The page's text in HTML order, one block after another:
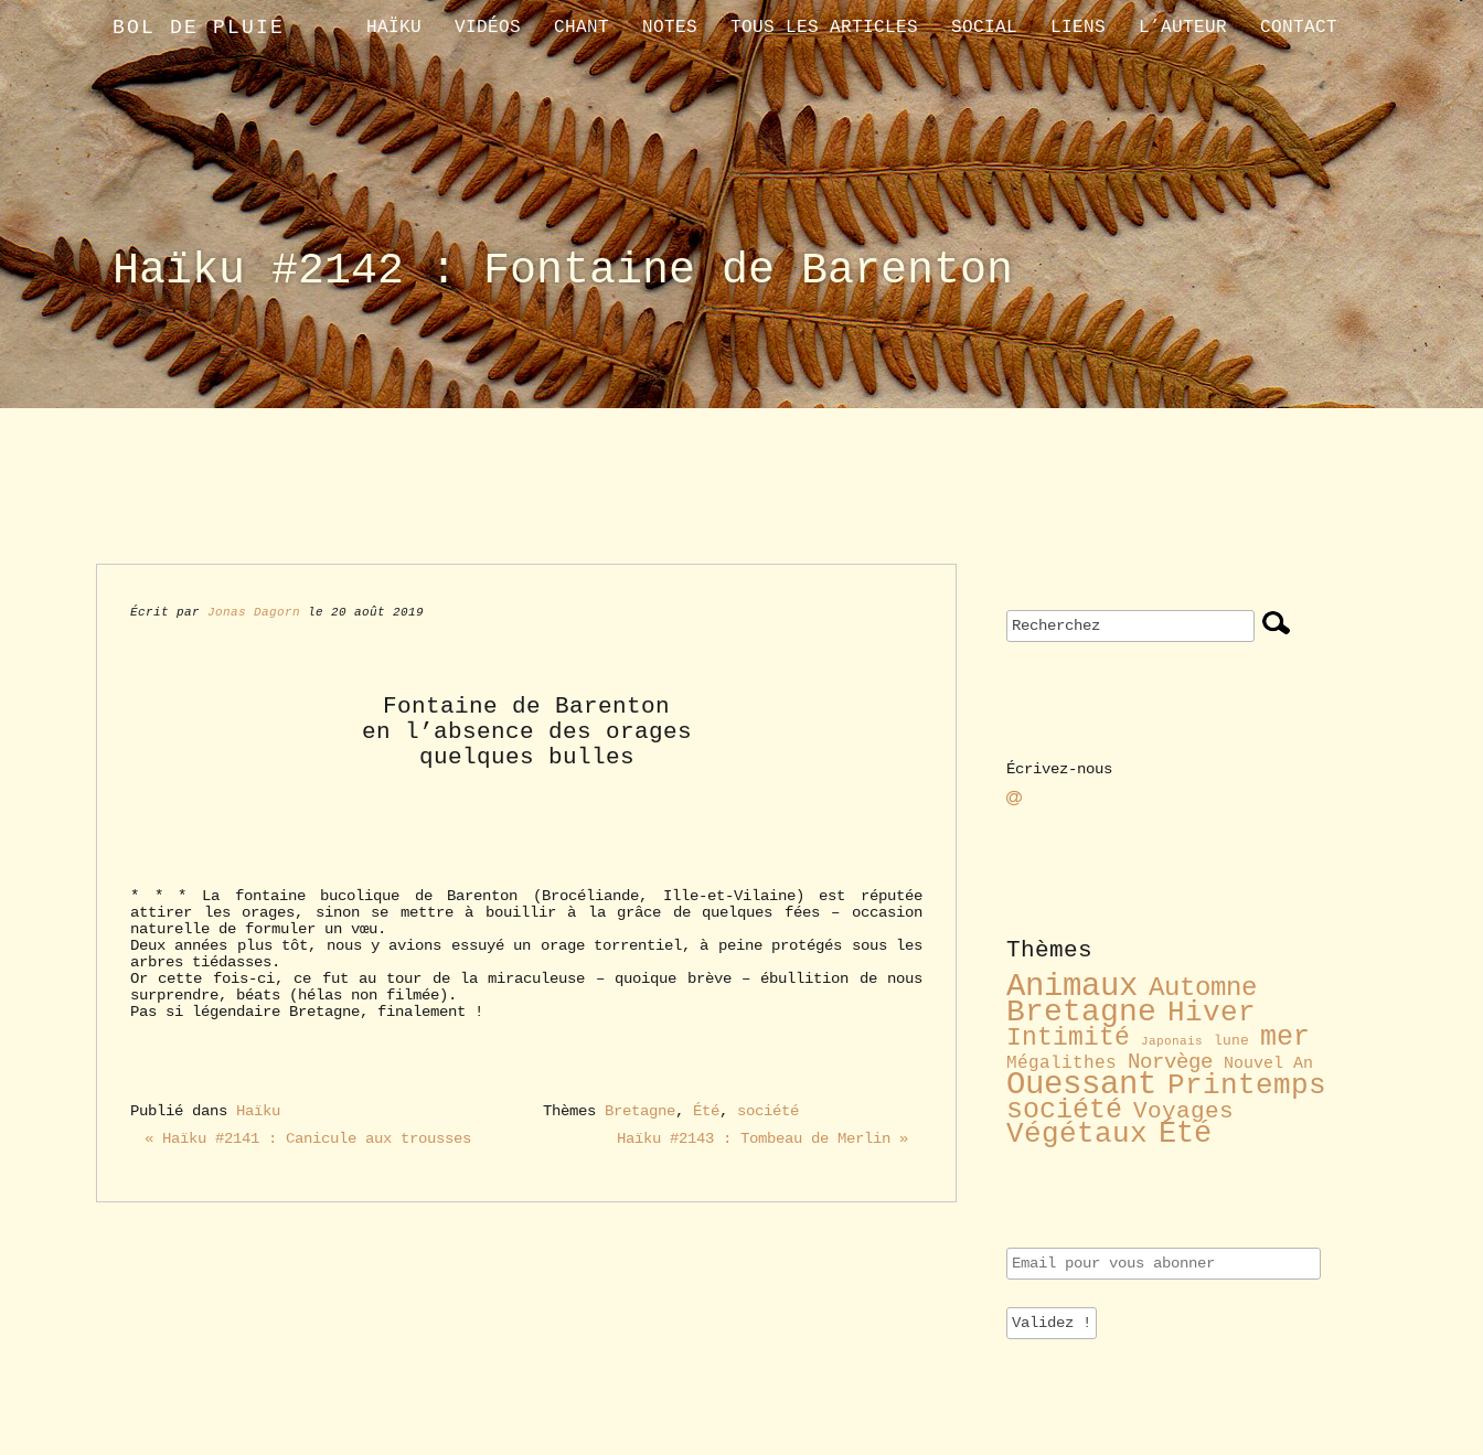
BOL DE PLUIE HAÏKU VIDÉOS CHANT NOTES TOUS LES ARTICLES SOCIAL LIENS L’AUTEUR CONTACT
Haïku #2142 : Fontaine de Barenton
Écrit par Jonas Dagorn le 20 août 2019
Fontaine de Barenton
en l’absence des orages
quelques bulles
* * * La fontaine bucolique de Barenton (Brocéliande, Ille-et-Vilaine) est réputée
attirer les orages, sinon se mettre à bouillir à la grâce de quelques fées – occasion
naturelle de formuler un vœu.
Deux années plus tôt, nous y avions essuyé un orage torrentiel, à peine protégés sous les
arbres tiédasses.
Or cette fois-ci, ce fut au tour de la miraculeuse – quoique brève – ébullition de nous
surprendre, béats (hélas non filmée).
Pas si légendaire Bretagne, finalement !
Publié dans Haïku Thèmes Bretagne, Été, société
« Haïku #2141 : Canicule aux trousses
Haïku #2143 : Tombeau de Merlin »
Écrivez-nous
Thèmes
Animaux Automne
Bretagne Hiver
Intimité Japonais lune mer
Mégalithes Norvège Nouvel An
Ouessant Printemps
société Voyages
Végétaux Été
E
m
i
l